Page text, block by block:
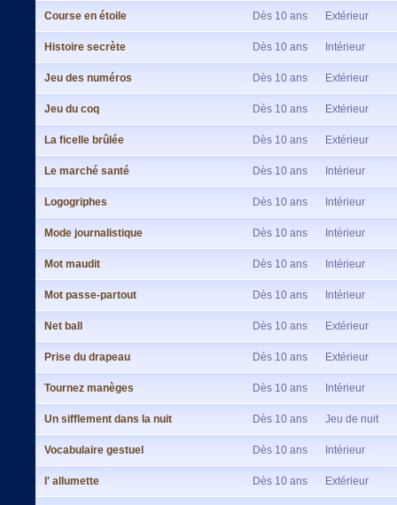
Course en étoile Dès 10 ans Extérieur
Histoire secrète Dès 10 ans Intérieur
Jeu des numéros Dès 10 ans Extérieur
Jeu du coq Dès 10 ans Extérieur
La ficelle brûlée Dès 10 ans Extérieur
Le marché santé Dès 10 ans Intérieur
Logogriphes Dès 10 ans Intérieur
Mode journalistique Dès 10 ans Intérieur
Mot maudit Dès 10 ans Intérieur
Mot passe-partout Dès 10 ans Intérieur
Net ball Dès 10 ans Extérieur
Prise du drapeau Dès 10 ans Extérieur
Tournez manèges Dès 10 ans Intérieur
Un sifflement dans la nuit Dès 10 ans Jeu de nuit
Vocabulaire gestuel Dès 10 ans Intérieur
l' allumette Dès 10 ans Extérieur